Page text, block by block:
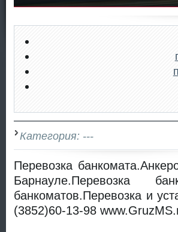
Категория: ---
Перевозка
Барнауле.Перевозка
банкоматов.Перевозка и
(3852)60-13-98